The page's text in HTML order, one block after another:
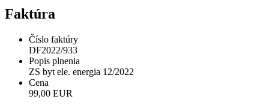
Faktúra
Číslo faktúry
DF2022/933
Popis plnenia
ZS byt ele. energia 12/2022
Cena
99,00 EUR